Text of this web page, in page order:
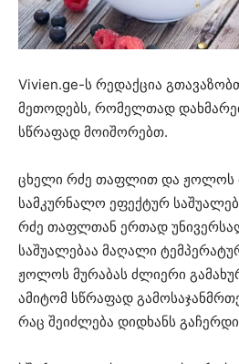
Vivien.ge-ს რედაქცია
მეთოდებს, რომელთად
სწრაფად მოიშორებთ.
ცხელი რძე თაფლით და ჟოლოს
სამკურნალო ეფექტურ
რძე თაფლთან ერთად
საშუალებაა მაღალი
ჟოლოს მურაბას ძლიერი
ამიტომ სწრაფად
რაც შეიძლება დიდხანს